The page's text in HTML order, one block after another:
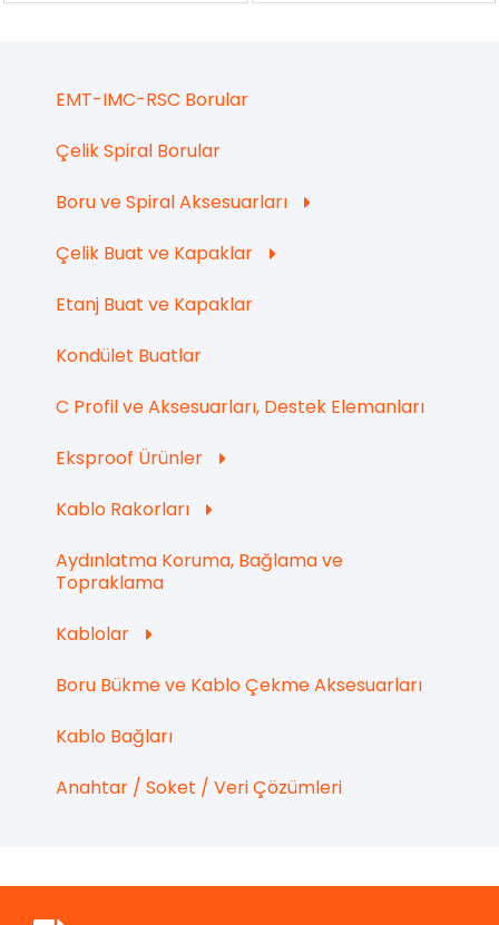
EMT-IMC-RSC Borular
Çelik Spiral Borular
Boru ve Spiral Aksesuarları
Çelik Buat ve Kapaklar
Etanj Buat ve Kapaklar
Kondület Buatlar
C Profil ve Aksesuarları, Destek Elemanları
Eksproof Ürünler
Kablo Rakorları
Aydınlatma Koruma, Bağlama ve
Topraklama
Kablolar
Boru Bükme ve Kablo Çekme Aksesuarları
Kablo Bağları
Anahtar / Soket / Veri Çözümleri